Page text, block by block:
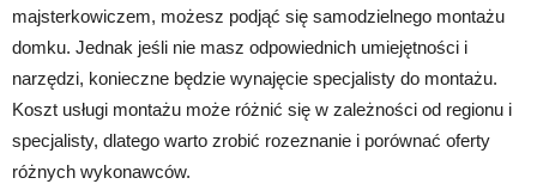
majsterkowiczem, możesz podjąć się samodzielnego montażu
domku. Jednak jeśli nie masz odpowiednich umiejętności i
narzędzi, konieczne będzie wynajęcie specjalisty do montażu.
Koszt usługi montażu może różnić się w zależności od regionu i
specjalisty, dlatego warto zrobić rozeznanie i porównać oferty
różnych wykonawców.